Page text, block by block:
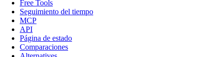
Free Tools
Seguimiento del tiempo
MCP
API
Página de estado
Comparaciones